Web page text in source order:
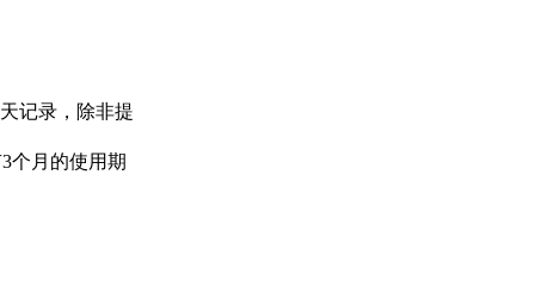
记录，除非提
个月的使用期